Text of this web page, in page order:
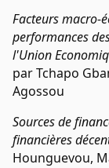
Facteurs macro-
performances
l'Union
par Tchapo
Agossou
Sources de
financières
Hounguevou,